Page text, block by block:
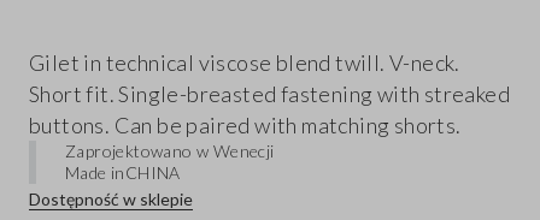
Gilet in technical viscose blend twill. V-neck.
Short fit. Single-breasted fastening with streaked
buttons. Can be paired with matching shorts.
Zaprojektowano w Wenecji
Made inCHINA
Dostępność w sklepie